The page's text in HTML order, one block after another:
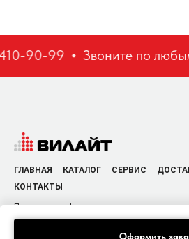
Оформить
90-99 Звоните по
ГЛАВНАЯ КАТАЛОГ СЕРВИС
КОНТАКТЫ
Политика конфиденциальности